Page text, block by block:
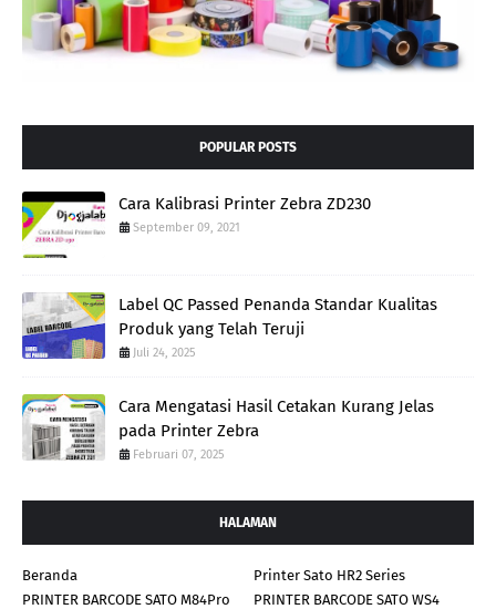
POPULAR POSTS
Cara Kalibrasi Printer Zebra ZD230
September 09, 2021
Label QC Passed Penanda Standar Kualitas
Produk yang Telah Teruji
Juli 24, 2025
Cara Mengatasi Hasil Cetakan Kurang Jelas
pada Printer Zebra
Februari 07, 2025
HALAMAN
Beranda
Printer Sato HR2 Series
PRINTER BARCODE SATO M84Pro
PRINTER BARCODE SATO WS4